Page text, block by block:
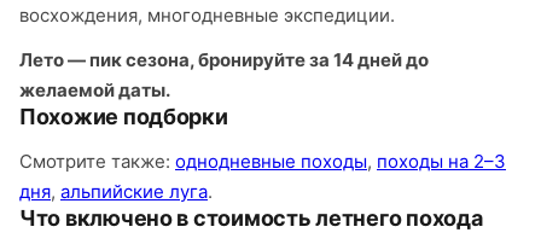
восхождения, многодневные экспедиции.
Лето — пик сезона, бронируйте за 14 дней до
желаемой даты.
Похожие подборки
Смотрите также: однодневные походы, походы на 2–3
дня, альпийские луга.
Что включено в стоимость летнего похода